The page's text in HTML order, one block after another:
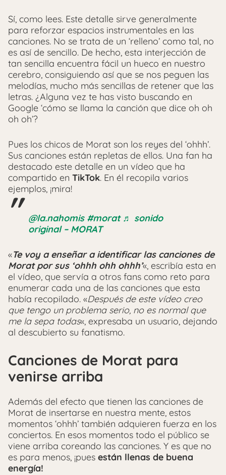
Sí, como lees. Este detalle sirve generalmente
para reforzar espacios instrumentales en las
canciones. No se trata de un ‘relleno’ como tal, no
es así de sencillo. De hecho, esta interjección de
tan sencilla encuentra fácil un hueco en nuestro
cerebro, consiguiendo así que se nos peguen las
melodías, mucho más sencillas de retener que las
letras. ¿Alguna vez te has visto buscando en
Google ‘cómo se llama la canción que dice oh oh
oh oh’?
Pues los chicos de Morat son los reyes del ‘ohhh’.
Sus canciones están repletas de ellos. Una fan ha
destacado este detalle en un vídeo que ha
compartido en TikTok. En él recopila varios
ejemplos, ¡mira!
@la.nahomis #morat ♬ sonido
original – MORAT
«Te voy a enseñar a identificar las canciones de
Morat por sus ‘ohhh ohh ohhh’«, escribía esta en
el vídeo, que servía a otros fans como reto para
enumerar cada una de las canciones que esta
había recopilado. «Después de este vídeo creo
que tengo un problema serio, no es normal que
me la sepa todas«, expresaba un usuario, dejando
al descubierto su fanatismo.
Canciones de Morat para
venirse arriba
Además del efecto que tienen las canciones de
Morat de insertarse en nuestra mente, estos
momentos ‘ohhh’ también adquieren fuerza en los
conciertos. En esos momentos todo el público se
viene arriba coreando las canciones. Y es que no
es para menos, ¡pues están llenas de buena
energía!